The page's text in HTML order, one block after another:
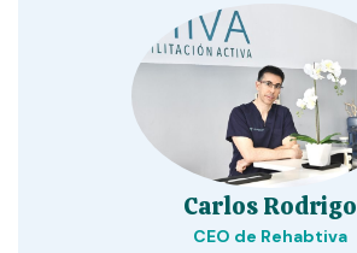
Carlos Rodrigo
CEO de Rehabtiva